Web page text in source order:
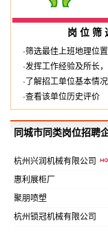
岗 位 筛
·筛选最佳上班地理位
·发挥工作经验及所长，
·了解招工单位基本情况
·查看该单位历史评价
同城市同类岗位招聘
杭州兴润机械有限公司
惠利展柜厂
聚朋喷塑
杭州锁冠机械有限公司